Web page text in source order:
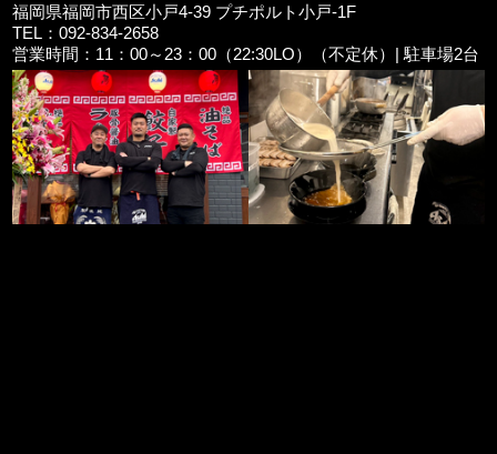
福岡県福岡市西区小戸4-39 プチポルト小戸-1F
TEL：092-834-2658
営業時間：11：00～23：00（22:30LO）（不定休）| 駐車場2台